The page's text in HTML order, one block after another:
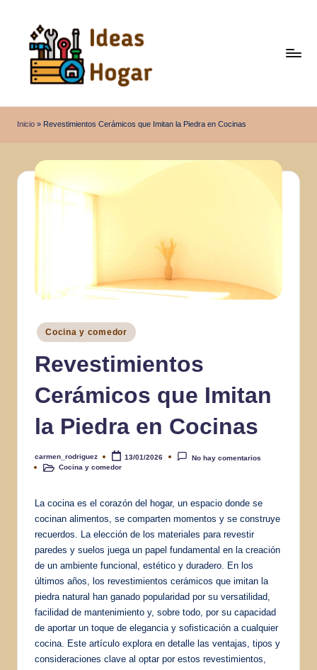
contenido
d
e
a
Inicio » Revestimientos Cerámicos que Imitan la Piedra en Cocinas
Publicado
en
Cocina y comedor
Revestimientos
Cerámicos que Imitan
la Piedra en Cocinas
Publicado
por
carmen_rodriguez 13/01/2026
No hay comentarios
PublicadoCocina y comedor
La cocina es el corazón del hogar, un espacio donde se
cocinan alimentos, se comparten momentos y se construye
recuerdos. La elección de los materiales para revestir
paredes y suelos juega un papel fundamental en la creación
de un ambiente funcional, estético y duradero. En los
últimos años, los revestimientos cerámicos que imitan la
piedra natural han ganado popularidad por su versatilidad,
facilidad de mantenimiento y, sobre todo, por su capacidad
de aportar un toque de elegancia y sofisticación a cualquier
cocina. Este artículo explora en detalle las ventajas, tipos y
consideraciones clave al optar por estos revestimientos,